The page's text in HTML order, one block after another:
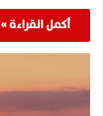
أكمل القراءة »